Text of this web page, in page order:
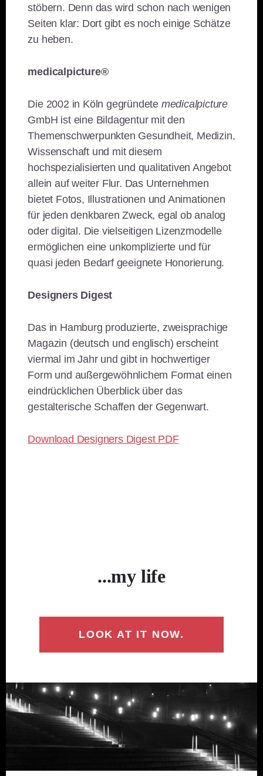
stöbern. Denn das wird schon nach wenigen
Seiten klar: Dort gibt es noch einige Schätze
zu heben.
medicalpicture®
Die 2002 in Köln gegründete medicalpicture
GmbH ist eine Bildagentur mit den
Themenschwerpunkten Gesundheit, Medizin,
Wissenschaft und mit diesem
hochspezialisierten und qualitativen Angebot
allein auf weiter Flur. Das Unternehmen
bietet Fotos, Illustrationen und Animationen
für jeden denkbaren Zweck, egal ob analog
oder digital. Die vielseitigen Lizenzmodelle
ermöglichen eine unkomplizierte und für
quasi jeden Bedarf geeignete Honorierung.
Designers Digest
Das in Hamburg produzierte, zweisprachige
Magazin (deutsch und englisch) erscheint
viermal im Jahr und gibt in hochwertiger
Form und außergewöhnlichem Format einen
eindrücklichen Überblick über das
gestalterische Schaffen der Gegenwart.
Download Designers Digest PDF
...my life
LOOK AT IT NOW.